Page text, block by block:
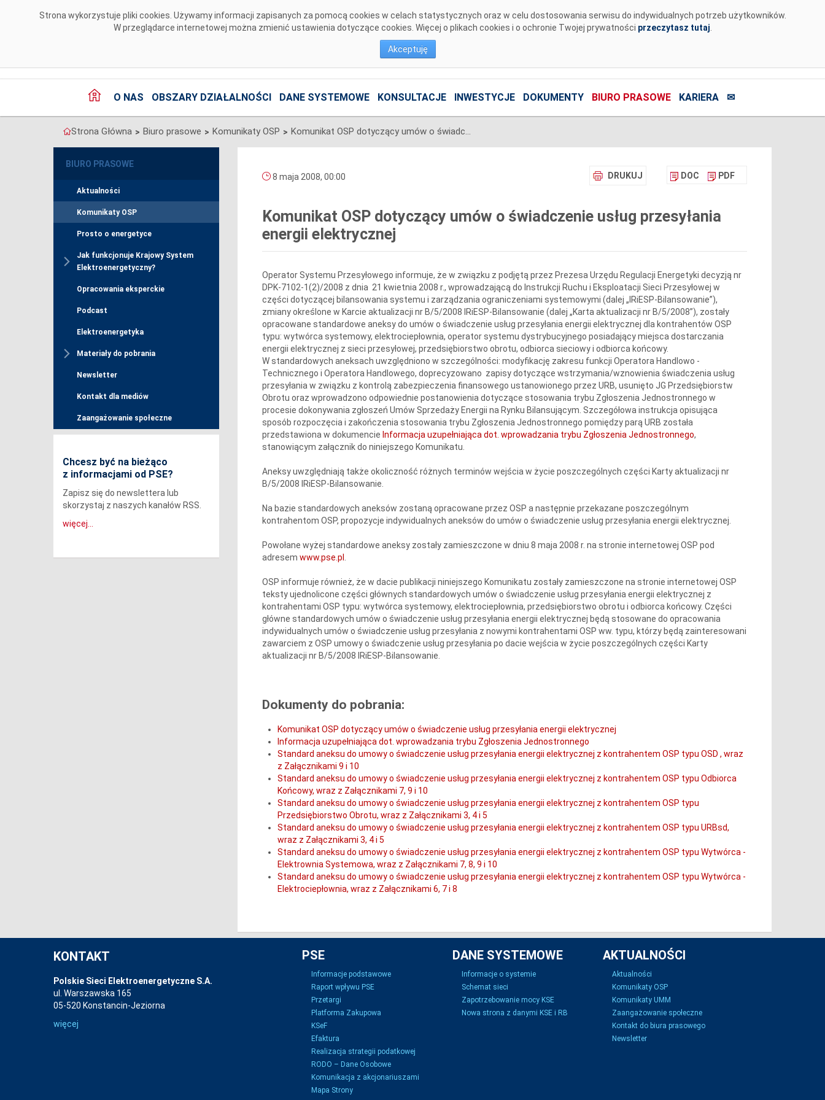
Strona wykorzystuje pliki cookies. Używamy informacji zapisanych za pomocą cookies w celach statystycznych oraz w celu dostosowania serwisu do indywidualnych potrzeb użytkowników.
W przeglądarce internetowej można zmienić ustawienia dotyczące cookies. Więcej o plikach cookies i o ochronie Twojej prywatności przeczytasz tutaj
Akceptuję
O NAS OBSZARY DZIAŁALNOŚCI DANE SYSTEMOWE KONSULTACJE INWESTYCJE DOKUMENTY BIURO PRASOWE KARIERA ✉
Strona Główna > Biuro prasowe > Komunikaty OSP > Komunikat OSP dotyczący umów o świadczenie usług przesyłania energii elektrycznej
BIURO PRASOWE
Aktualności
Komunikaty OSP
Prosto o energetyce
Jak funkcjonuje Krajowy System
Elektroenergetyczny?
Opracowania eksperckie
Podcast
Elektroenergetyka
Materiały do pobrania
Newsletter
Kontakt dla mediów
Zaangażowanie społeczne
Chcesz być na bieżąco
z informacjami od PSE?
Zapisz się do newslettera lub
skorzystaj z naszych kanałów RSS.
więcej...
DRUKUJ DOC PDF
8 maja 2008, 00:00
Komunikat OSP dotyczący umów o świadczenie usług przesyłania
energii elektrycznej
Operator Systemu Przesyłowego informuje, że w związku z podjętą przez Prezesa Urzędu Regulacji Energetyki decyzją nr
DPK-7102-1(2)/2008 z dnia 21 kwietnia 2008 r., wprowadzającą do Instrukcji Ruchu i Eksploatacji Sieci Przesyłowej w
części dotyczącej bilansowania systemu i zarządzania ograniczeniami systemowymi (dalej „IRiESP-Bilansowanie”),
zmiany określone w Karcie aktualizacji nr B/5/2008 IRiESP-Bilansowanie (dalej „Karta aktualizacji nr B/5/2008”), zostały
opracowane standardowe aneksy do umów o świadczenie usług przesyłania energii elektrycznej dla kontrahentów OSP
typu: wytwórca systemowy, elektrociepłownia, operator systemu dystrybucyjnego posiadający miejsca dostarczania
energii elektrycznej z sieci przesyłowej, przedsiębiorstwo obrotu, odbiorca sieciowy i odbiorca końcowy.
W standardowych aneksach uwzględniono w szczególności: modyfikację zakresu funkcji Operatora Handlowo -
Technicznego i Operatora Handlowego, doprecyzowano zapisy dotyczące wstrzymania/wznowienia świadczenia usług
przesyłania w związku z kontrolą zabezpieczenia finansowego ustanowionego przez URB, usunięto JG Przedsiębiorstw
Obrotu oraz wprowadzono odpowiednie postanowienia dotyczące stosowania trybu Zgłoszenia Jednostronnego w
procesie dokonywania zgłoszeń Umów Sprzedaży Energii na Rynku Bilansującym. Szczegółowa instrukcja opisująca
sposób rozpoczęcia i zakończenia stosowania trybu Zgłoszenia Jednostronnego pomiędzy parą URB została
przedstawiona w dokumencie Informacja uzupełniająca dot. wprowadzania trybu Zgłoszenia Jednostronnego,
stanowiącym załącznik do niniejszego Komunikatu.
Aneksy uwzględniają także okoliczność różnych terminów wejścia w życie poszczególnych części Karty aktualizacji nr
B/5/2008 IRiESP-Bilansowanie.
Na bazie standardowych aneksów zostaną opracowane przez OSP a następnie przekazane poszczególnym
kontrahentom OSP, propozycje indywidualnych aneksów do umów o świadczenie usług przesyłania energii elektrycznej.
Powołane wyżej standardowe aneksy zostały zamieszczone w dniu 8 maja 2008 r. na stronie internetowej OSP pod
adresem www.pse.pl
OSP informuje również, że w dacie publikacji niniejszego Komunikatu zostały zamieszczone na stronie internetowej OSP
teksty ujednolicone części głównych standardowych umów o świadczenie usług przesyłania energii elektrycznej z
kontrahentami OSP typu: wytwórca systemowy, elektrociepłownia, przedsiębiorstwo obrotu i odbiorca końcowy. Części
główne standardowych umów o świadczenie usług przesyłania energii elektrycznej będą stosowane do opracowania
indywidualnych umów o świadczenie usług przesyłania z nowymi kontrahentami OSP ww. typu, którzy będą zainteresowani
zawarciem z OSP umowy o świadczenie usług przesyłania po dacie wejścia w życie poszczególnych części Karty
aktualizacji nr B/5/2008 IRiESP-Bilansowanie.
Dokumenty do pobrania:
Komunikat OSP dotyczący umów o świadczenie usług przesyłania energii elektrycznej
Informacja uzupełniająca dot. wprowadzania trybu Zgłoszenia Jednostronnego
Standard aneksu do umowy o świadczenie usług przesyłania energii elektrycznej z kontrahentem OSP typu OSD , wraz
z Załącznikami 9 i 10
Standard aneksu do umowy o świadczenie usług przesyłania energii elektrycznej z kontrahentem OSP typu Odbiorca
Końcowy, wraz z Załącznikami 7, 9 i 10
Standard aneksu do umowy o świadczenie usług przesyłania energii elektrycznej z kontrahentem OSP typu
Przedsiębiorstwo Obrotu, wraz z Załącznikami 3, 4 i 5
Standard aneksu do umowy o świadczenie usług przesyłania energii elektrycznej z kontrahentem OSP typu URBsd,
wraz z Załącznikami 3, 4 i 5
Standard aneksu do umowy o świadczenie usług przesyłania energii elektrycznej z kontrahentem OSP typu Wytwórca -
Elektrownia Systemowa, wraz z Załącznikami 7, 8, 9 i 10
Standard aneksu do umowy o świadczenie usług przesyłania energii elektrycznej z kontrahentem OSP typu Wytwórca -
Elektrociepłownia, wraz z Załącznikami 6, 7 i 8
KONTAKT
Polskie Sieci Elektroenergetyczne S.A.
ul. Warszawska 165
05-520 Konstancin-Jeziorna
więcej
PSE
Informacje podstawowe
Raport wpływu PSE
Przetargi
Platforma Zakupowa
KSeF
Efaktura
Realizacja strategii podatkowej
RODO – Dane Osobowe
Komunikacja z akcjonariuszami
Mapa Strony
DANE SYSTEMOWE
Informacje o systemie
Schemat sieci
Zapotrzebowanie mocy KSE
Nowa strona z danymi KSE i RB
AKTUALNOŚCI
Aktualności
Komunikaty OSP
Komunikaty UMM
Zaangażowanie społeczne
Kontakt do biura prasowego
Newsletter